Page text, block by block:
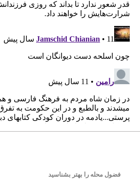
فضول محله را بهتر بشناسید